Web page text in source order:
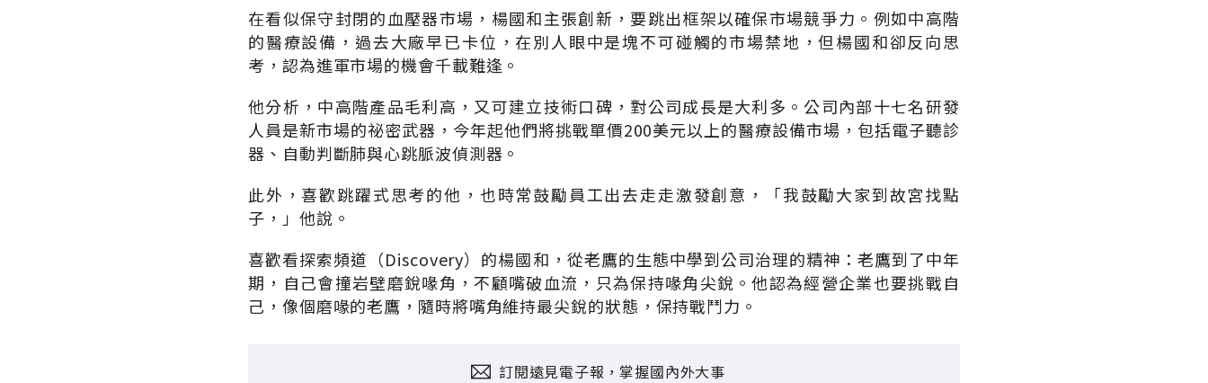
在看似保守封閉的血壓器市場，楊國和主張創新，要跳出框架以確保市場競爭力。例如中高階
的醫療設備，過去大廠早已卡位，在別人眼中是塊不可碰觸的市場禁地，但楊國和卻反向思
考，認為進軍市場的機會千載難逢。
他分析，中高階產品毛利高，又可建立技術口碑，對公司成長是大利多。公司內部十七名研發
人員是新市場的祕密武器，今年起他們將挑戰單價200美元以上的醫療設備市場，包括電子聽診
器、自動判斷肺與心跳脈波偵測器。
此外，喜歡跳躍式思考的他，也時常鼓勵員工出去走走激發創意，「我鼓勵大家到故宮找點
子，」他說。
喜歡看探索頻道（Discovery）的楊國和，從老鷹的生態中學到公司治理的精神：老鷹到了中年
期，自己會撞岩壁磨銳喙角，不顧嘴破血流，只為保持喙角尖銳。他認為經營企業也要挑戰自
己，像個磨喙的老鷹，隨時將嘴角維持最尖銳的狀態，保持戰鬥力。
訂閱遠見電子報，掌握國內外大事